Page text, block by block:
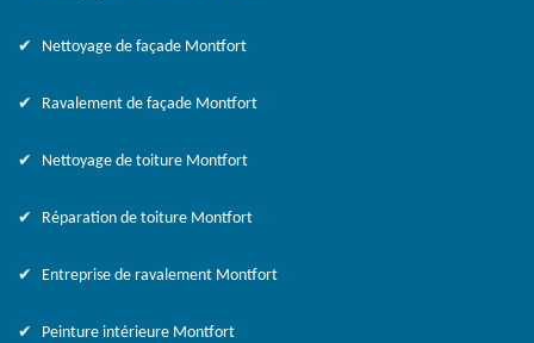
Nettoyage de façade Montfort
Ravalement de façade Montfort
Nettoyage de toiture Montfort
Réparation de toiture Montfort
Entreprise de ravalement Montfort
Peinture intérieure Montfort